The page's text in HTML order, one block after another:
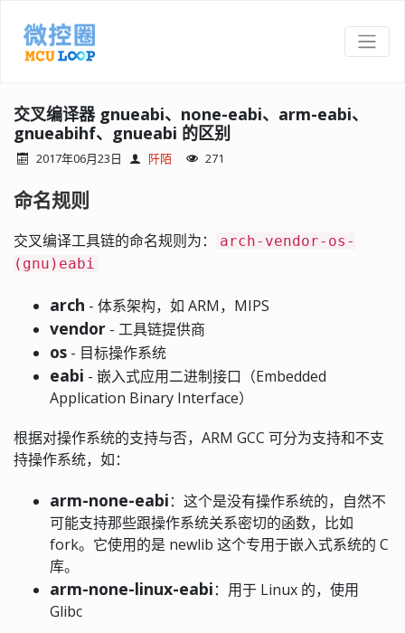
交叉编译器 gnueabi、none-eabi、arm-eabi、
gnueabihf、gnueabi 的区别
2017年06月23日 阡陌 271
命名规则
交叉编译工具链的命名规则为：
arch-vendor-os-
(gnu)eabi
arch - 体系架构，如 ARM，MIPS
vendor - 工具链提供商
os - 目标操作系统
eabi - 嵌入式应用二进制接口（Embedded
Application Binary Interface）
根据对操作系统的支持与否，ARM GCC 可分为支持和不支
持操作系统，如：
arm-none-eabi：这个是没有操作系统的，自然不
可能支持那些跟操作系统关系密切的函数，比如
fork。它使用的是 newlib 这个专用于嵌入式系统的 C
库。
arm-none-linux-eabi：用于 Linux 的，使用
Glibc